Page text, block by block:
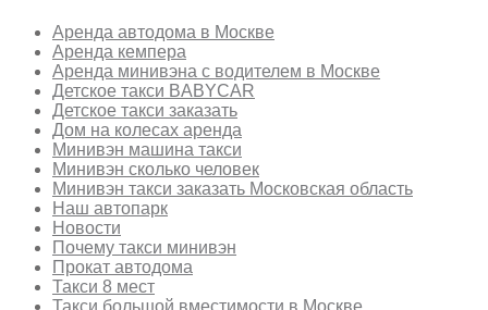
Аренда автодома в Москве
Аренда кемпера
Аренда минивэна с водителем в Москве
Детское такси BABYCAR
Детское такси заказать
Дом на колесах аренда
Минивэн машина такси
Минивэн сколько человек
Минивэн такси заказать Московская область
Наш автопарк
Новости
Почему такси минивэн
Прокат автодома
Такси 8 мест
Такси большой вместимости в Москве